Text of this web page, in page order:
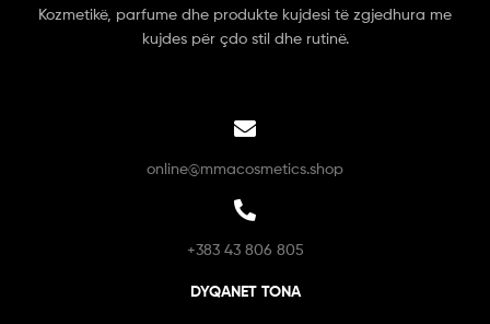
Kozmetikë, parfume dhe produkte kujdesi të zgjedhura me
kujdes për çdo stil dhe rutinë.
online@mmacosmetics.shop
+383 43 806 805
DYQANET TONA